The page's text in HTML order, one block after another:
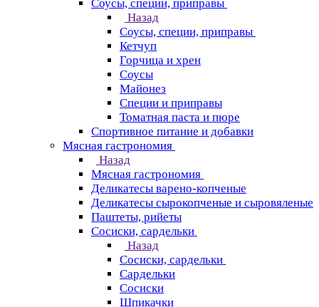
Соусы, специи, приправы
Назад
Соусы, специи, приправы
Кетчуп
Горчица и хрен
Соусы
Майонез
Специи и приправы
Томатная паста и пюре
Спортивное питание и добавки
Мясная гастрономия
Назад
Мясная гастрономия
Деликатесы варено-копченые
Деликатесы сырокопченые и сыровяленые
Паштеты, рийеты
Сосиски, сардельки
Назад
Сосиски, сардельки
Сардельки
Сосиски
Шпикачки